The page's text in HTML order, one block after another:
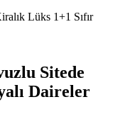
Sitede
Daireler